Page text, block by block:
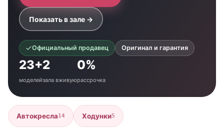
Показать в зале →
Официальный продавец Оригинал и гарантия
23+
моделей
2
зала вживую
0%
рассрочка
Автокресла14 Ходунки5